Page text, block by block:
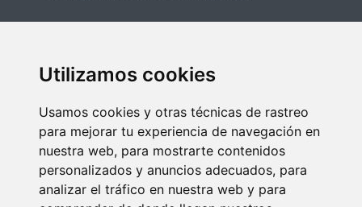
Utilizamos cookies
Usamos cookies y otras técnicas de rastreo
para mejorar tu experiencia de navegación en
nuestra web, para mostrarte contenidos
personalizados y anuncios adecuados, para
analizar el tráfico en nuestra web y para
Festival Salsa & Bachata 2025
Festival Bailes de Salón 2025